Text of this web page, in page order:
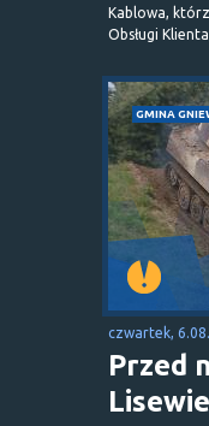
Kablowa,
Obsługi
GMINA
czwartek,
Przed
Lisewie